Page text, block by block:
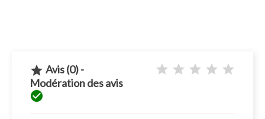
 Avis (0) -
Modération des avis
